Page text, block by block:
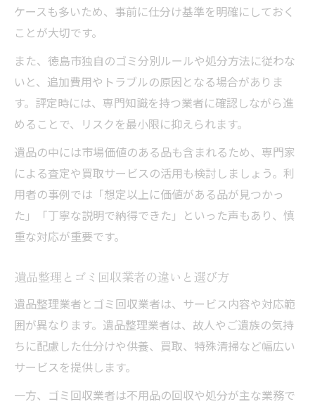
ケースも多いため、事前に仕分け基準を明確にしておく
ことが大切です。
また、徳島市独自のゴミ分別ルールや処分方法に従わな
いと、追加費用やトラブルの原因となる場合がありま
す。評定時には、専門知識を持つ業者に確認しながら進
めることで、リスクを最小限に抑えられます。
遺品の中には市場価値のある品も含まれるため、専門家
による査定や買取サービスの活用も検討しましょう。利
用者の事例では「想定以上に価値がある品が見つかっ
た」「丁寧な説明で納得できた」といった声もあり、慎
重な対応が重要です。
遺品整理とゴミ回収業者の違いと選び方
遺品整理業者とゴミ回収業者は、サービス内容や対応範
囲が異なります。遺品整理業者は、故人やご遺族の気持
ちに配慮した仕分けや供養、買取、特殊清掃など幅広い
サービスを提供します。
一方、ゴミ回収業者は不用品の回収や処分が主な業務で